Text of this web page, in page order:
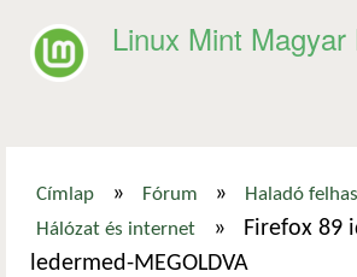
Linux Mint Magyar
Jelenlegi hely
Címlap » Fórum » Haladó
Hálózat és internet »
Firefox 89
ledermed-MEGOLDVA